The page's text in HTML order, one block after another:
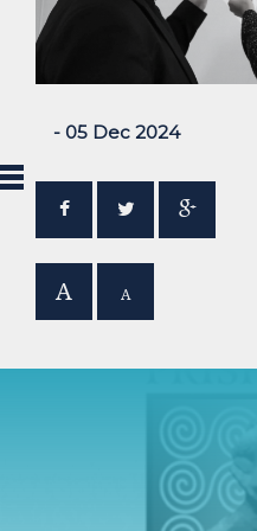
- 05 Dec 2024
A A